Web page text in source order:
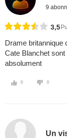
9
3,5
Drame britannique
Cate Blanchet
absolument
0 0
Un